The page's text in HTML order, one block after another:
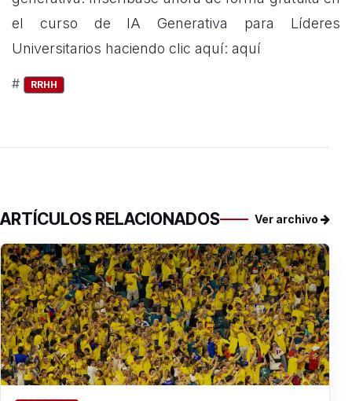
el curso de IA Generativa para Líderes
Universitarios haciendo clic aquí: aquí
# RRHH
ARTÍCULOS RELACIONADOS Ver archivo